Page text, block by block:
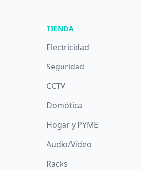
TIENDA
Electricidad
Seguridad
CCTV
Domótica
Hogar y PYME
Audio/Vídeo
Racks